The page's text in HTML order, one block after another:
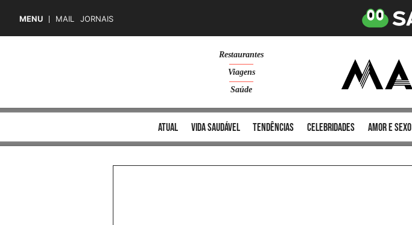
MENU MAIL JORNAIS
Restaurantes
Viagens
Saúde
atual vida saudável tendências celebridades amor e sexo